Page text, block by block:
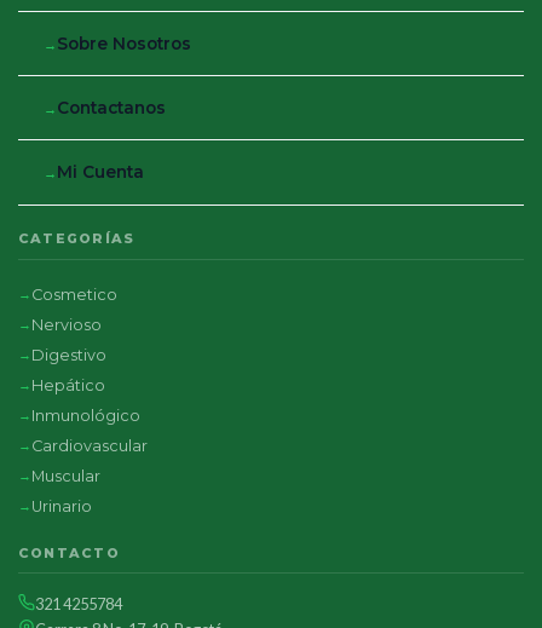
Sobre Nosotros
Contactanos
Mi Cuenta
CATEGORÍAS
Cosmetico
Nervioso
Digestivo
Hepático
Inmunológico
Cardiovascular
Muscular
Urinario
CONTACTO
321 4255784